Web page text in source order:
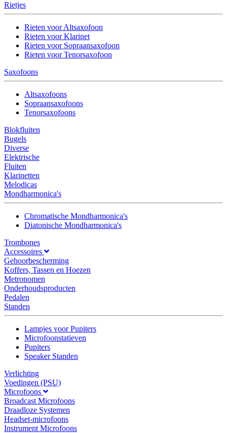
Rietjes
Rieten voor Altsaxofoon
Rieten voor Klarinet
Rieten voor Sopraansaxofoon
Rieten voor Tenorsaxofoon
Saxofoons
Altsaxofoons
Sopraansaxofoons
Tenorsaxofoons
Blokfluiten
Bugels
Diverse
Elektrische
Fluiten
Klarinetten
Melodicas
Mondharmonica's
Chromatische Mondharmonica's
Diatonische Mondharmonica's
Trombones
Accessoires
Gehoorbescherming
Koffers, Tassen en Hoezen
Metronomen
Onderhoudsproducten
Pedalen
Standen
Lampjes voor Pupiters
Microfoonstatieven
Pupiters
Speaker Standen
Verlichting
Voedingen (PSU)
Microfoons
Broadcast Microfoons
Draadloze Systemen
Headset-microfoons
Instrument Microfoons